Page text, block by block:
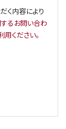
く内容により
るお問い合わ
ください。